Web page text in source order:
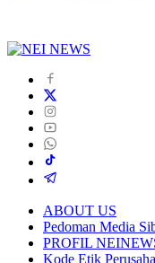
ABOUT US
Pedoman Media
PROFIL
Kode Etik